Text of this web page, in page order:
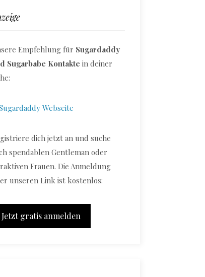
Empfehlung für Sugardaddy
Sugarbabe Kontakte in deiner
dich jetzt an und suche
spendablen Gentleman oder
Frauen. Die Anmeldung
unseren Link ist kostenlos:
Jetzt gratis anmelden